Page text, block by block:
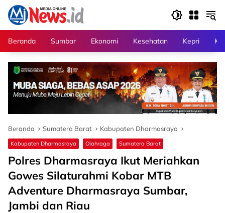
Langsung
konten
Beranda
Sumbar Ekonomi Kesehatan Kepri
Beranda Sumatera Barat Kabupaten Dharmasraya
Kabupaten Dharmasraya Olahraga Sumatera Barat
Polres Dharmasraya Ikut Meriahkan
Gowes Silaturahmi Kobar MTB
Adventure Dharmasraya Sumbar,
Jambi dan Riau